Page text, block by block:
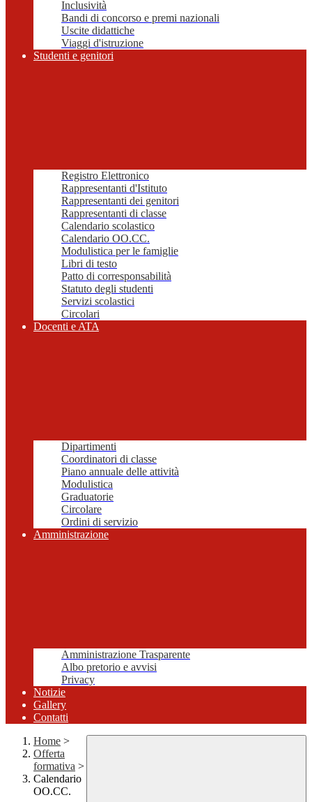
Inclusività
Bandi di concorso e premi nazionali
Uscite didattiche
Viaggi d'istruzione
Studenti e genitori
Registro Elettronico
Rappresentanti d'Istituto
Rappresentanti dei genitori
Rappresentanti di classe
Calendario scolastico
Calendario OO.CC.
Modulistica per le famiglie
Libri di testo
Patto di corresponsabilità
Statuto degli studenti
Servizi scolastici
Circolari
Docenti e ATA
Dipartimenti
Coordinatori di classe
Piano annuale delle attività
Modulistica
Graduatorie
Circolare
Ordini di servizio
Amministrazione
Amministrazione Trasparente
Albo pretorio e avvisi
Privacy
Notizie
Gallery
Contatti
Home >
Offerta
formativa >
Calendario
OO.CC.